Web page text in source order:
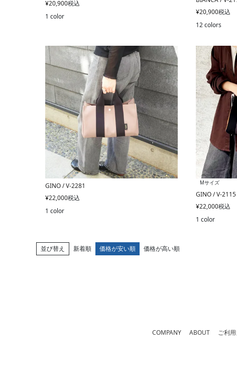
¥20,900税込
1 color
¥20,900税込
12 colors
GINO / V-2281
¥22,000税込
1 color
Mサイズ
GINO / V-2115
¥22,000税込
1 color
並び替え 新着順 価格が安い順 価格が高い順
COMPANY ABOUT ご利